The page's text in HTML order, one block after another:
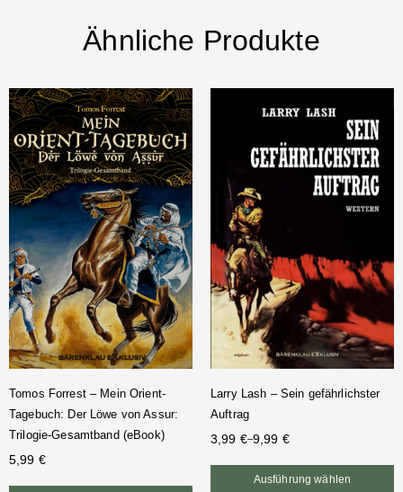
Ähnliche Produkte
Tomos Forrest – Mein Orient-
Tagebuch: Der Löwe von Assur:
Trilogie-Gesamtband (eBook)
5,99 €
Larry Lash – Sein gefährlichster
Auftrag
3,99 €–9,99 €
Ausführung wählen